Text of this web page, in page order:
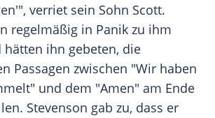
verriet sein Sohn Scott.
regelmäßig in Panik zu ihm
ihn gebeten, die
Passagen zwischen "Wir haben
und dem "Amen" am Ende
Stevenson gab zu, dass er